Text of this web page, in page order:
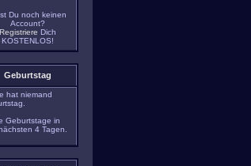
Du noch keinen
Account?
Registriere Dich
KOSTENLOS!
Geburtstag
hat niemand
Geburtstage in
4 Tagen.